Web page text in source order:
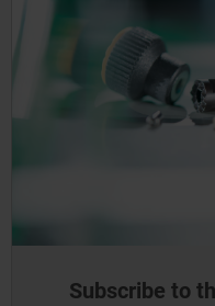
Subscribe to